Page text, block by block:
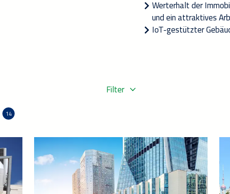
Werterhalt der
und ein attraktives
IoT-gestützter
Filter
14